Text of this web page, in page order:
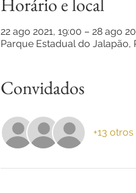
22 ago 2021, 19:00 – 28 ago
Parque Estadual do Jalapão,
Convidados
+13